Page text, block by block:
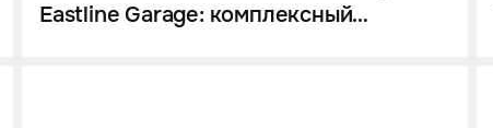
Eastline Garage: комплексный